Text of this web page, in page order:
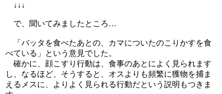
↓↓↓
で、聞いてみましたところ…
「バッタを食べたあとの、カマについたのこりかすを食
べている」という意見でした。
確かに、顔こすり行動は、食事のあとによく見られます
し、なるほど、そうすると、オスよりも頻繁に獲物を捕ま
えるメスに、よりよく見られる行動だという説明もつきま